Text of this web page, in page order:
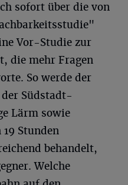
sofort über die von
Vor-Studie zur
die mehr Fragen
So werde der
Südstadt-
Lärm sowie
Stunden
behandelt,
Welche